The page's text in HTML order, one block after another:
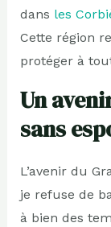
dans les
Cette région
protéger à
Un
sans
L’avenir du
je refuse de
à bien des